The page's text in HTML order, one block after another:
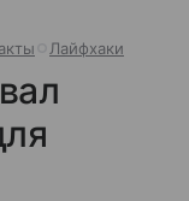
Лайфхаки